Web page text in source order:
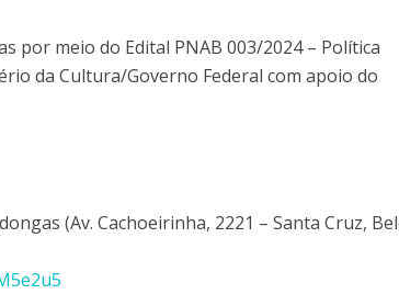
por meio do Edital PNAB 003/2024 – Política
da Cultura/Governo Federal com apoio do
(Av. Cachoeirinha, 2221 – Santa Cruz,